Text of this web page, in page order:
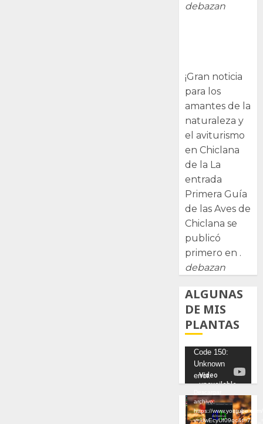
debazan
¡Gran noticia
para los
amantes de la
naturaleza y
el aviturismo
en Chiclana
de la La
entrada
Primera Guía
de las Aves de
Chiclana se
publicó
primero en .
debazan
ALGUNAS
DE MIS
PLANTAS
Reproductor
de
vídeo
Code 150:
Unknown
error.
archivo:
https://